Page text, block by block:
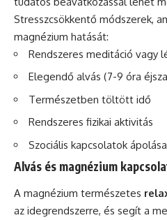
Stresszcsökkentő módszerek,
magnézium hatását:
Rendszeres meditáció vagy
Elegendő alvás (7-9 óra
Természetben töltött idő
Rendszeres fizikai aktivitás
Szociális kapcsolatok ápolása
Alvás és magnézium
A magnézium természetes
az idegrendszerre, és segít a